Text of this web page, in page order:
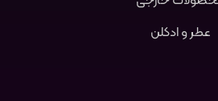
عطر و ادکلن